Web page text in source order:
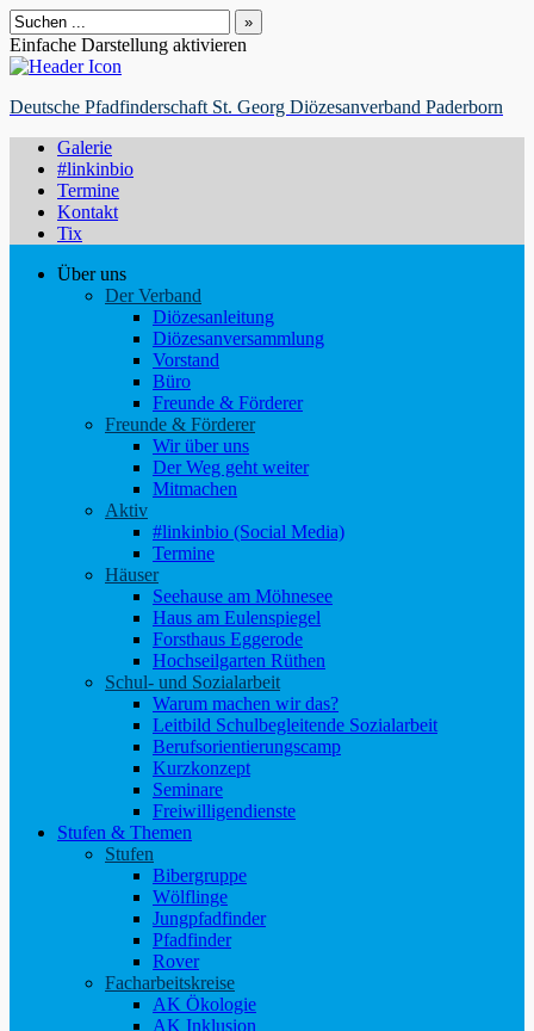
Suchen
nach:
Einfache Darstellung aktivieren
Deutsche Pfadfinderschaft St. Georg Diözesanverband Paderborn
Galerie
#linkinbio
Termine
Kontakt
Tix
Über uns
Der Verband
Diözesanleitung
Diözesanversammlung
Vorstand
Büro
Freunde & Förderer
Freunde & Förderer
Wir über uns
Der Weg geht weiter
Mitmachen
Aktiv
#linkinbio (Social Media)
Termine
Häuser
Seehause am Möhnesee
Haus am Eulenspiegel
Forsthaus Eggerode
Hochseilgarten Rüthen
Schul- und Sozialarbeit
Warum machen wir das?
Leitbild Schulbegleitende Sozialarbeit
Berufsorientierungscamp
Kurzkonzept
Seminare
Freiwilligendienste
Stufen & Themen
Stufen
Bibergruppe
Wölflinge
Jungpfadfinder
Pfadfinder
Rover
Facharbeitskreise
AK Ökologie
AK Inklusion